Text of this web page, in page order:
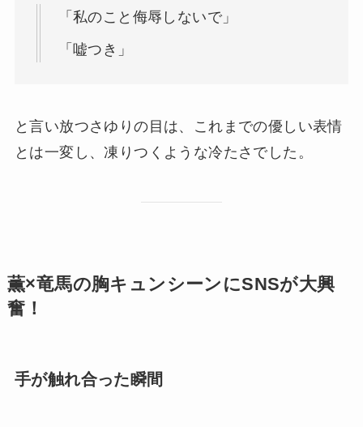
「私のこと侮辱しないで」
「嘘つき」
と言い放つさゆりの目は、これまでの優しい表情
とは一変し、凍りつくような冷たさでした。
薫×竜馬の胸キュンシーンにSNSが大興
奮！
手が触れ合った瞬間